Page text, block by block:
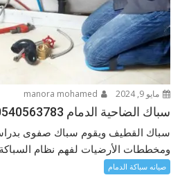
مايو 9, 2024
سباك الضاحية الدمام 0540563783
سباك القطيف ويقوم سباك صفوى
ومخططات الأرضيات لفهم نظام
صيانه سباكة الدمام